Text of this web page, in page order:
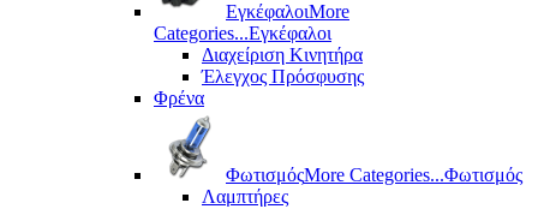
ΕγκέφαλοιMore
Categories...Εγκέφαλοι
Διαχείριση Κινητήρα
Έλεγχος Πρόσφυσης
Φρένα
ΦωτισμόςMore Categories...Φωτισμός
Λαμπτήρες